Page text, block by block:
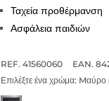
Ταχεία προθέρμανση
Ασφάλεια παιδιών
REF. 41560060
EAN.
Επιλέξτε ένα χρώμα: Mαύρο